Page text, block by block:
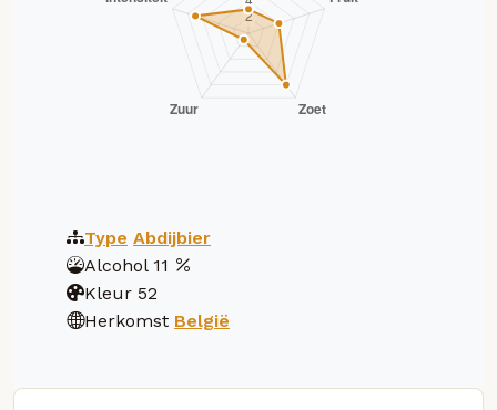
Type Abdijbier
Alcohol 11
Kleur 52
Herkomst België